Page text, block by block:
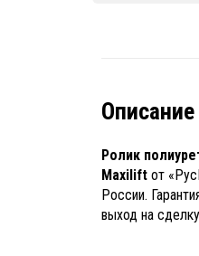
Описание
Ролик
Maxilift от
России.
выход на